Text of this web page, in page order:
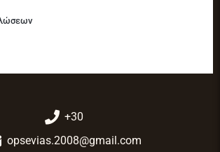
+30
opsevias.2008@gmail.com